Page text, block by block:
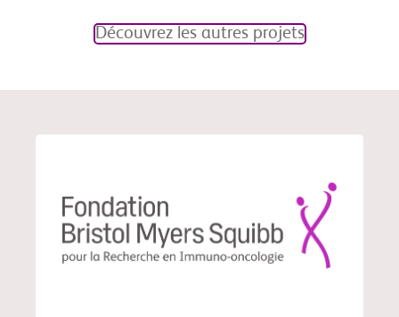
Découvrez les autres projets